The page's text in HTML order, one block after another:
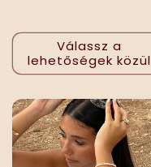
Válassz a
lehetőségek közül